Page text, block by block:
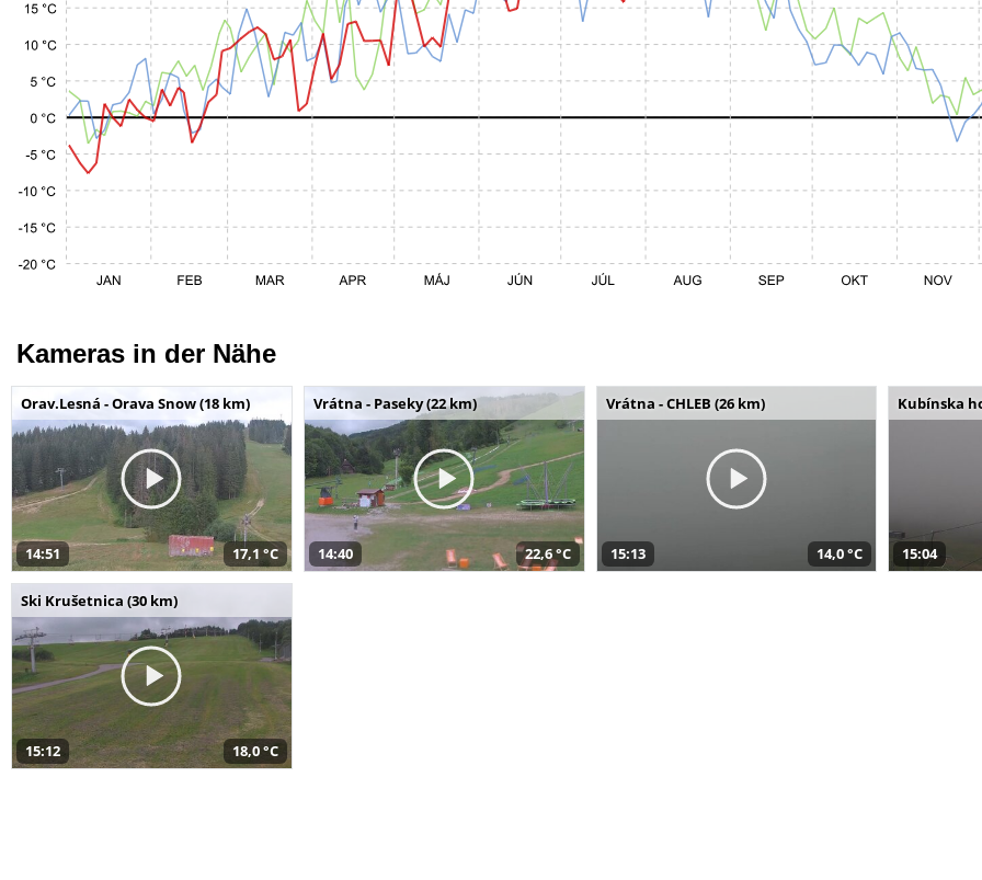
Kameras in der Nähe
Orav.Lesná - Orava Snow (18 km)
14:51 17,1 °C
Vrátna - Paseky (22 km)
14:40 22,6 °C
Vrátna - CHLEB (26 km)
15:13 14,0 °C
Kubínska
15:04
Ski Krušetnica (30 km)
15:12 18,0 °C